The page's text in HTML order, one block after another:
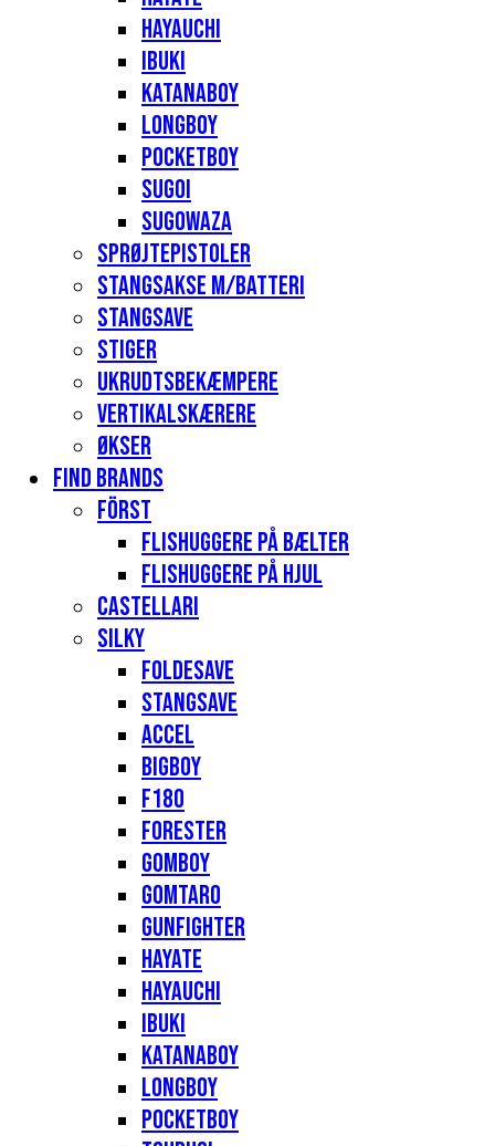
Hayauchi
Ibuki
Katanaboy
Longboy
Pocketboy
Sugoi
Sugowaza
Sprøjtepistoler
Stangsakse m/batteri
Stangsave
Stiger
Ukrudtsbekæmpere
Vertikalskærere
Økser
Find Brands
Först
Flishuggere på bælter
Flishuggere på hjul
Castellari
Silky
Foldesave
Stangsave
Accel
Bigboy
F180
Forester
Gomboy
Gomtaro
Gunfighter
Hayate
Hayauchi
Ibuki
Katanaboy
Longboy
Pocketboy